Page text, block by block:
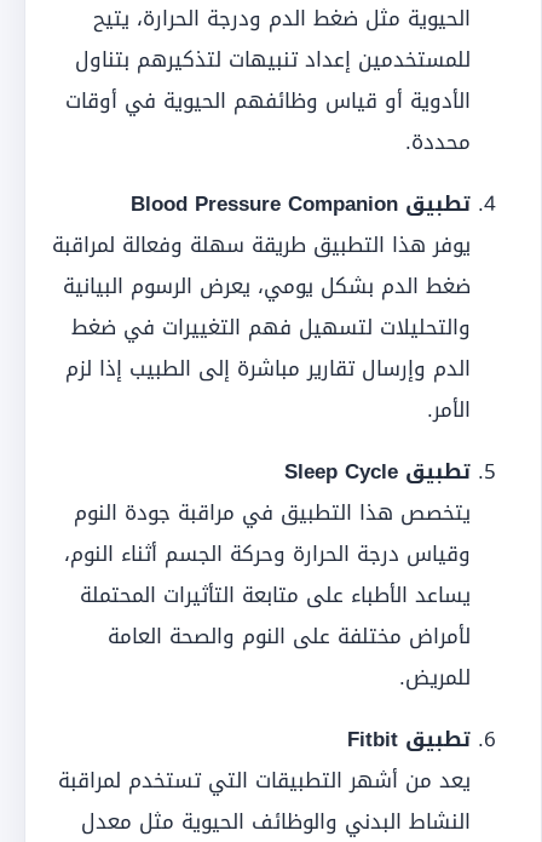
الحيوية مثل ضغط الدم ودرجة الحرارة، يتيح
للمستخدمين إعداد تنبيهات لتذكيرهم بتناول
الأدوية أو قياس وظائفهم الحيوية في أوقات
محددة.
تطبيق Blood Pressure Companion
يوفر هذا التطبيق طريقة سهلة وفعالة لمراقبة
ضغط الدم بشكل يومي، يعرض الرسوم البيانية
والتحليلات لتسهيل فهم التغييرات في ضغط
الدم وإرسال تقارير مباشرة إلى الطبيب إذا لزم
الأمر.
تطبيق Sleep Cycle
يتخصص هذا التطبيق في مراقبة جودة النوم
وقياس درجة الحرارة وحركة الجسم أثناء النوم،
يساعد الأطباء على متابعة التأثيرات المحتملة
لأمراض مختلفة على النوم والصحة العامة
للمريض.
تطبيق Fitbit
يعد من أشهر التطبيقات التي تستخدم لمراقبة
النشاط البدني والوظائف الحيوية مثل معدل